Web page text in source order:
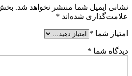
نشانی ایمیل شما منتشر نخواهد شد.
علامت‌گذاری شده‌اند *
امتیاز شما *
دیدگاه شما *